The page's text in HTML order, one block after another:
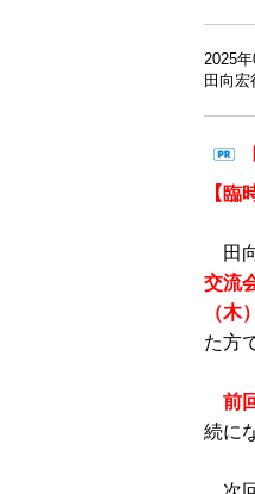
2025
田向宏
【臨
田
交流
（木
た方
前
続に